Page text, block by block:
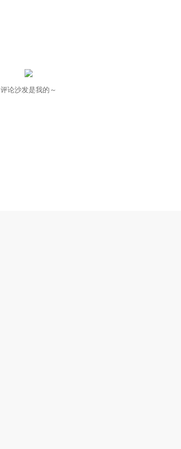
评论沙发是我的～